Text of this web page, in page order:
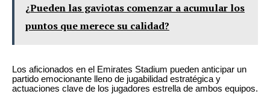
¿Pueden las gaviotas comenzar a acumular los
puntos que merece su calidad?
Los aficionados en el Emirates Stadium pueden anticipar un
partido emocionante lleno de jugabilidad estratégica y
actuaciones clave de los jugadores estrella de ambos equipos.